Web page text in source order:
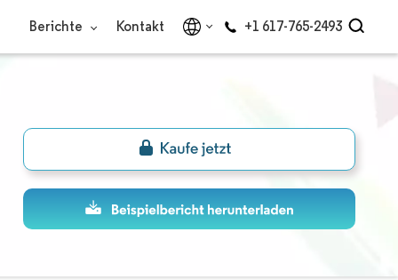
Berichte Kontakt +1 617-765-2493